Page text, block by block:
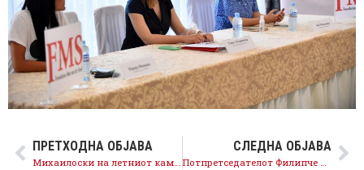
ПРЕТХОДНА ОБЈАВА
Михаилоски на летниот камп „Трајче Нешкоски“: СДММ работи за доброто на секој млад човек, тоа го покажуваме на дело преку конкретни мерки и политики
СЛЕДНА ОБЈАВА
Потпретседателот Филипче од Крива Паланка: Создаваме стабилна и сигурна иднина за нашата земја, иднина во која тука ги гледаме нашите деца